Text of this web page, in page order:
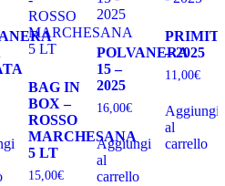
BAG IN
BOX –
ROSSO
MARCHESANA
5 LT
15,00€
POLVANERA
15 –
2025
16,00€
Aggiungi
al
carrello
– 2025
11,00€
Aggiungi
al
carrello